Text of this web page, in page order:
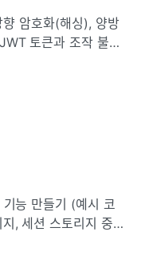
토큰과 조작 불가
이해 브라우저에
능 만들기 (예시 코
니